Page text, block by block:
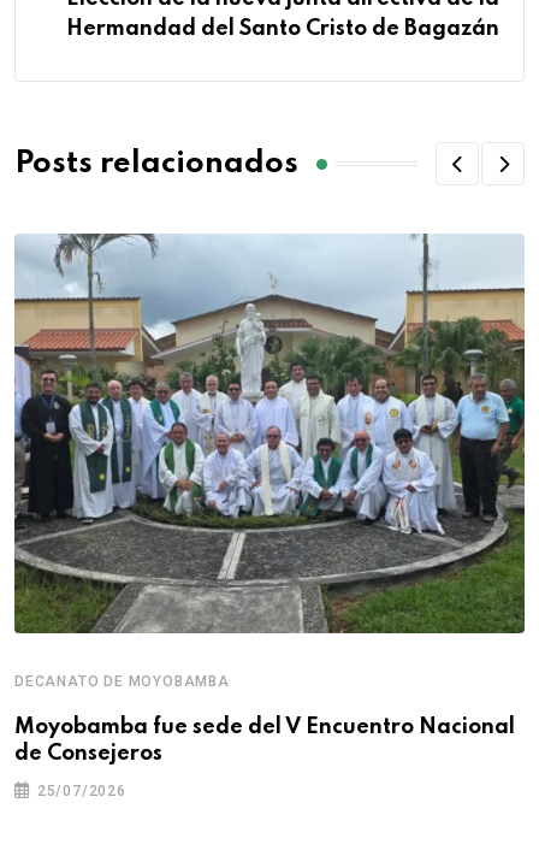
Hermandad del Santo Cristo de Bagazán
Posts relacionados
DECANATO DE MOYOBAMBA
Moyobamba fue sede del V Encuentro Nacional
de Consejeros
25/07/2026